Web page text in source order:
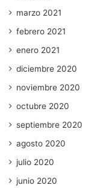
marzo 2021
febrero 2021
enero 2021
diciembre 2020
noviembre 2020
octubre 2020
septiembre 2020
agosto 2020
julio 2020
junio 2020